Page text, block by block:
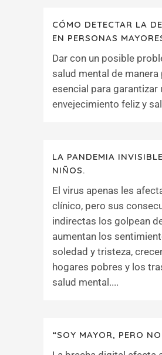
CÓMO DETECTAR LA
EN PERSONAS
Dar con un posible
salud mental de manera
esencial para garantizar
envejecimiento feliz y
LA PANDEMIA
NIÑOS.
El virus apenas les
clínico, pero sus
indirectas los golpean
aumentan los
soledad y tristeza,
hogares pobres y los
salud mental....
“SOY MAYOR, PERO